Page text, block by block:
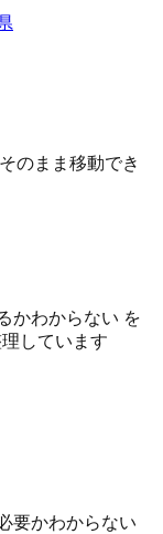
のまま移動でき
かわからない を
しています
要かわからない